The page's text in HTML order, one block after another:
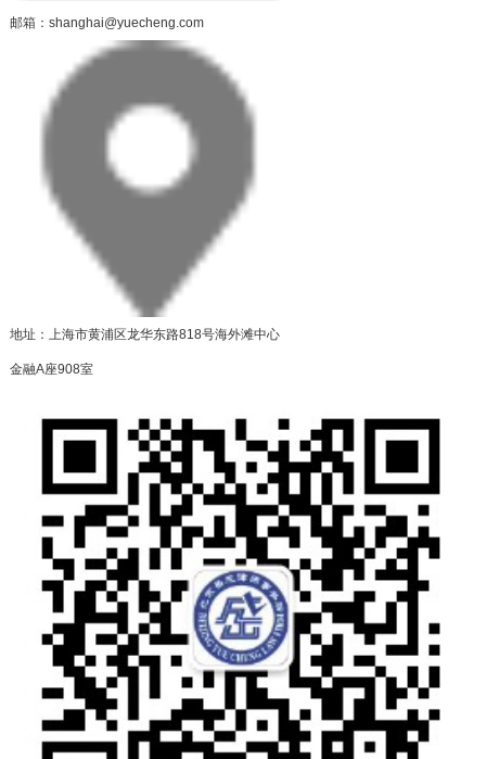
邮箱：shanghai@yuecheng.com
地址：上海市黄浦区龙华东路818号海外滩中心
金融A座908室